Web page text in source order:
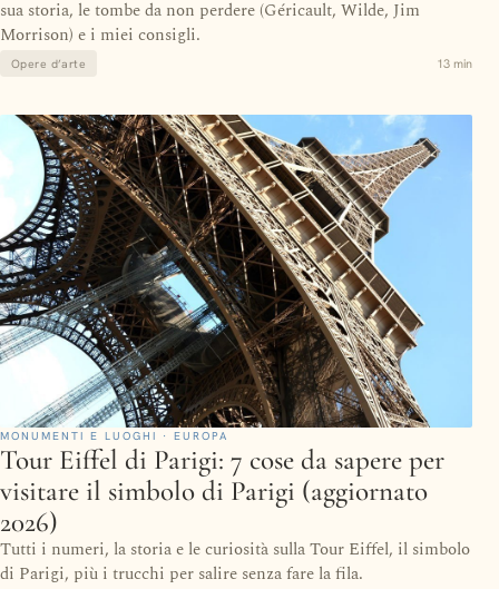
sua storia, le tombe da non perdere (Géricault, Wilde, Jim
Morrison) e i miei consigli.
Opere d’arte 13 min
MONUMENTI E LUOGHI · EUROPA
Tour Eiffel di Parigi: 7 cose da sapere per
visitare il simbolo di Parigi (aggiornato
2026)
Tutti i numeri, la storia e le curiosità sulla Tour Eiffel, il simbolo
di Parigi, più i trucchi per salire senza fare la fila.